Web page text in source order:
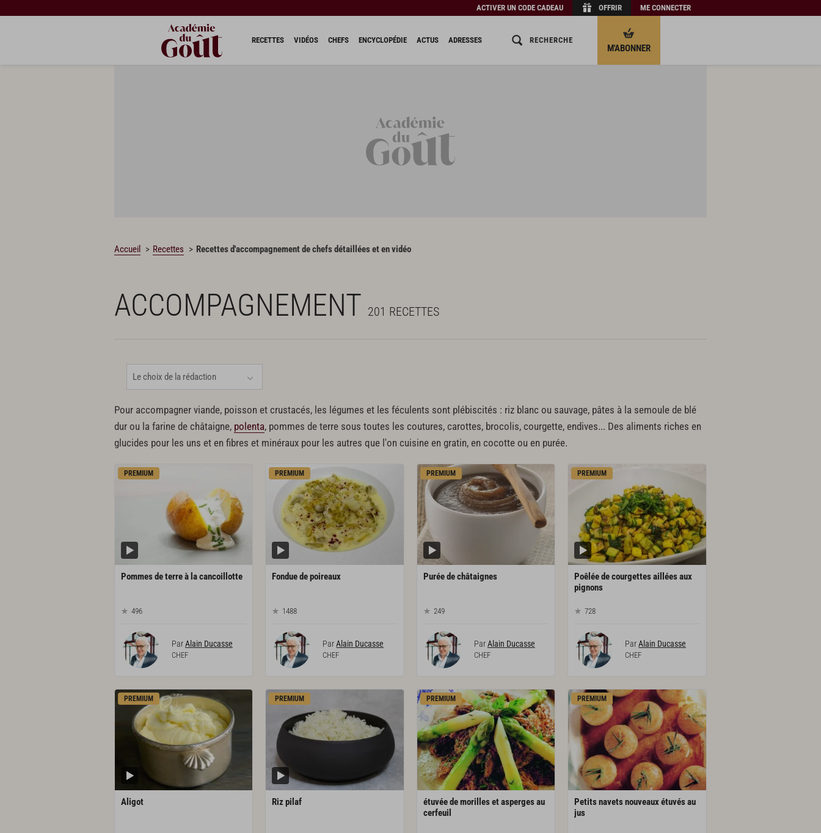
ACTIVER UN CODE CADEAU OFFRIR ME CONNECTER
RECETTES VIDÉOS CHEFS ENCYCLOPÉDIE ACTUS ADRESSES RECHERCHE
M'ABONNER
Accueil Recettes Recettes d'accompagnement de chefs détaillées et en vidéo
ACCOMPAGNEMENT 201 RECETTES
Pour accompagner viande, poisson et crustacés, les légumes et les féculents sont plébiscités : riz blanc ou sauvage, pâtes à la semoule de blé
dur ou la farine de châtaigne, polenta, pommes de terre sous toutes les coutures, carottes, brocolis, courgette, endives... Des aliments riches en
glucides pour les uns et en fibres et minéraux pour les autres que l'on cuisine en gratin, en cocotte ou en purée.
PREMIUM
Pommesdeterreà lacancoillotte
496
ParAlain Ducasse
CHEF
PREMIUM
Fonduedepoireaux
1488
ParAlain Ducasse
CHEF
PREMIUM
Puréedechâtaignes
249
ParAlain Ducasse
CHEF
PREMIUM
Poêlée de courgettes aillées aux
pignons
728
ParAlain Ducasse
CHEF
PREMIUM
Aligot
PREMIUM
Rizpilaf
PREMIUM
étuvée de morilles et asperges au
cerfeuil
PREMIUM
Petits navets nouveaux étuvés au
jus